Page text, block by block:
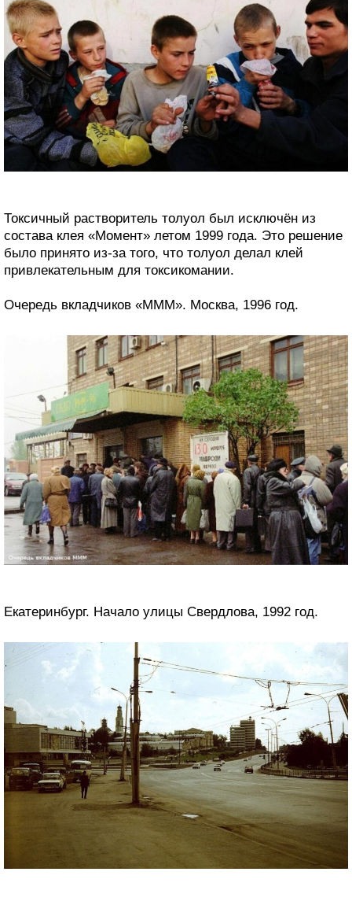
Токсичный растворитель толуол был исключён из
состава клея «Момент» летом 1999 года. Это решение
было принято из-за того, что толуол делал клей
привлекательным для токсикомании.
Очередь вкладчиков «МММ». Москва, 1996 год.
Екатеринбург. Начало улицы Свердлова, 1992 год.